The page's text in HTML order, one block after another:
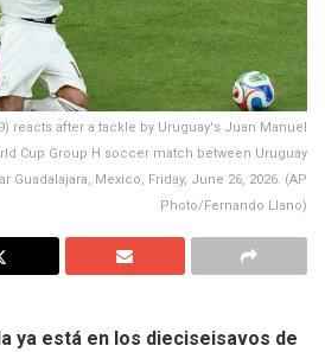
reacts after a tackle by Uruguay's Juan Manuel
Cup Group H soccer match between Uruguay
Guadalajara, Mexico, Friday, June 26, 2026. (AP
Photo/Fernando Llano)
ya está en los dieciseisavos de